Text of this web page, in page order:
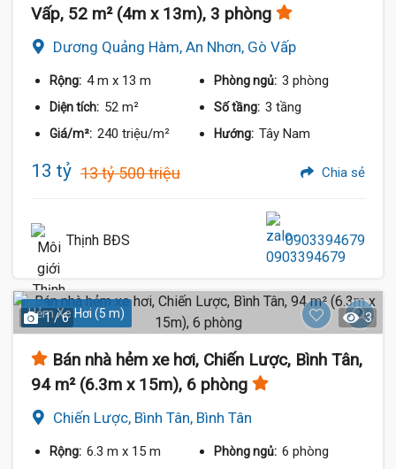
Vấp, 52 m² (4m x 13m), 3 phòng
Dương Quảng Hàm, An Nhơn, Gò Vấp
Rộng: 4 m x 13 m Phòng ngủ: 3 phòng
Diện tích: 52 m² Số tầng: 3 tầng
Giá/m²: 240 triệu/m² Hướng: Tây Nam
13 tỷ 13 tỷ 500 triệu Chia sẻ
Thịnh BĐS 0903394679
Hẻm Xe Hơi (5 m)
1 / 6 3
Bán nhà hẻm xe hơi, Chiến Lược, Bình Tân,
94 m² (6.3m x 15m), 6 phòng
Chiến Lược, Bình Tân, Bình Tân
Rộng: 6.3 m x 15 m Phòng ngủ: 6 phòng